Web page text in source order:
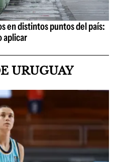
en distintos puntos del país:
aplicar
URUGUAY